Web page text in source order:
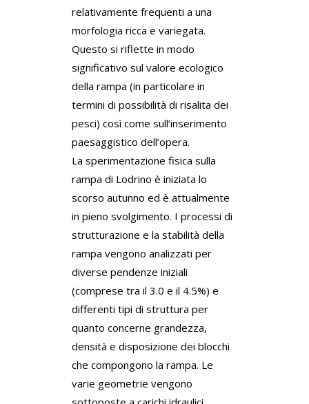
relativamente frequenti a una
morfologia ricca e variegata.
Questo si riflette in modo
significativo sul valore ecologico
della rampa (in particolare in
termini di possibilità di risalita dei
pesci) così come sull’inserimento
paesaggistico dell’opera.
La sperimentazione fisica sulla
rampa di Lodrino è iniziata lo
scorso autunno ed è attualmente
in pieno svolgimento. I processi di
strutturazione e la stabilità della
rampa vengono analizzati per
diverse pendenze iniziali
(comprese tra il 3.0 e il 4.5%) e
differenti tipi di struttura per
quanto concerne grandezza,
densità e disposizione dei blocchi
che compongono la rampa. Le
varie geometrie vengono